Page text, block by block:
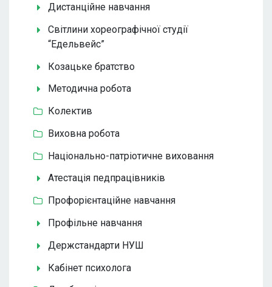
Дистанційне навчання
Світлини хореографічної студії
“Едельвейс”
Козацьке братство
Методична робота
Колектив
Виховна робота
Національно-патріотичне виховання
Атестація педпрацівників
Профорієнтаційне навчання
Профільне навчання
Держстандарти НУШ
Кабінет психолога